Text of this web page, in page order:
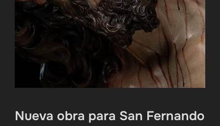
Nueva obra para San Fernando